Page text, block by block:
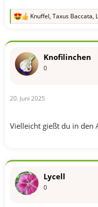
R
k
o
:
Knuffel, Taxus Baccata,
Knofilinchen
0
20. Juni 2025
Vielleicht gießt du in den
Lycell
0